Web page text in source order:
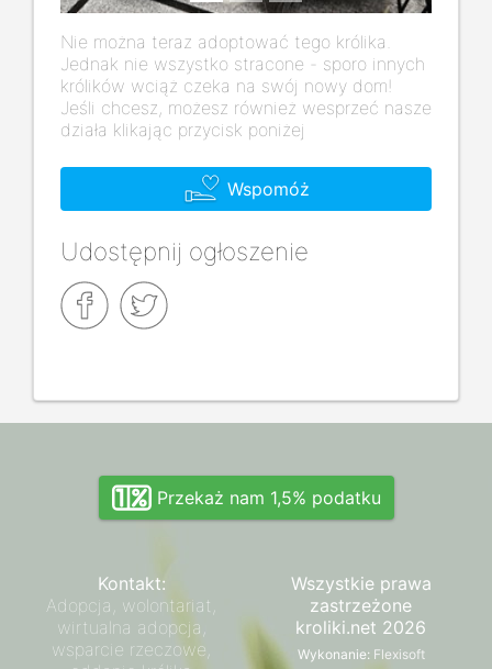
Nie można teraz adoptować tego królika.
Jednak nie wszystko stracone - sporo innych
królików wciąż czeka na swój nowy dom!
Jeśli chcesz, możesz również wesprzeć nasze
działa klikając przycisk poniżej
Wspomóż
Udostępnij ogłoszenie
Przekaż nam 1,5% podatku
Kontakt:
Adopcja, wolontariat,
wirtualna adopcja,
wsparcie rzeczowe,
Wszystkie prawa
zastrzeżone
kroliki.net 2026
Wykonanie: Flexisoft